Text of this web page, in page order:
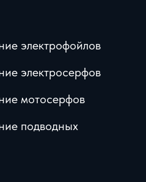
электрофойлов
электросерфов
мотосерфов
подводных